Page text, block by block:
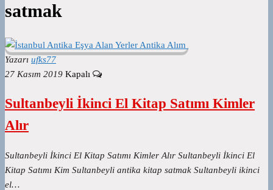
satmak
Yazarı ufks77
27 Kasım 2019 Kapalı
Sultanbeyli İkinci El Kitap Satımı Kimler
Alır
Sultanbeyli İkinci El Kitap Satımı Kimler Alır Sultanbeyli İkinci El
Kitap Satımı Kim Sultanbeyli antika kitap satmak Sultanbeyli ikinci
el…